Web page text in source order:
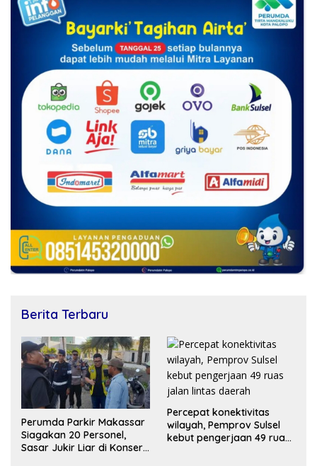
Berita Terbaru
Perumda Parkir Makassar
Siagakan 20 Personel,
Sasar Jukir Liar di Konser
Percepat konektivitas
wilayah, Pemprov Sulsel
kebut pengerjaan 49 ruas